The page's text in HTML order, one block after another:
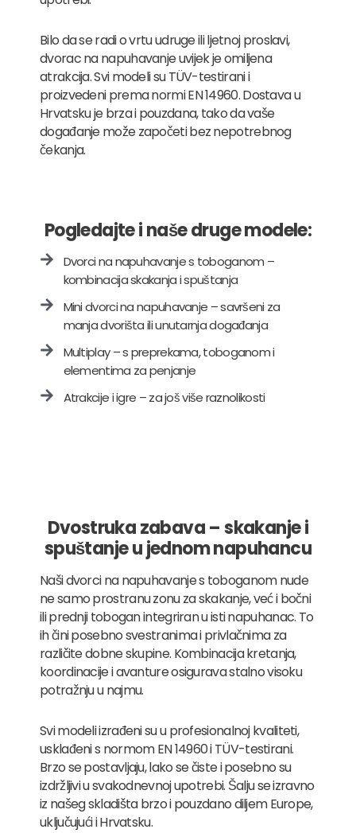
Bilo da se radi o vrtu udruge ili ljetnoj proslavi,
dvorac na napuhavanje uvijek je omiljena
atrakcija. Svi modeli su TÜV-testirani i
proizvedeni prema normi EN 14960. Dostava u
Hrvatsku je brza i pouzdana, tako da vaše
događanje može započeti bez nepotrebnog
čekanja.
Pogledajte i naše druge modele:
Dvorci na napuhavanje s toboganom –
kombinacija skakanja i spuštanja
Mini dvorci na napuhavanje – savršeni za
manja dvorišta ili unutarnja događanja
Multiplay – s preprekama, toboganom i
elementima za penjanje
Atrakcije i igre – za još više raznolikosti
Dvostruka zabava – skakanje i
spuštanje u jednom napuhancu
Naši dvorci na napuhavanje s toboganom nude
ne samo prostranu zonu za skakanje, već i bočni
ili prednji tobogan integriran u isti napuhanac. To
ih čini posebno svestranima i privlačnima za
različite dobne skupine. Kombinacija kretanja,
koordinacije i avanture osigurava stalno visoku
potražnju u najmu.
Svi modeli izrađeni su u profesionalnoj kvaliteti,
usklađeni s normom EN 14960 i TÜV-testirani.
Brzo se postavljaju, lako se čiste i posebno su
izdržljivi u svakodnevnoj upotrebi. Šalju se izravno
iz našeg skladišta brzo i pouzdano diljem Europe,
uključujući i Hrvatsku.